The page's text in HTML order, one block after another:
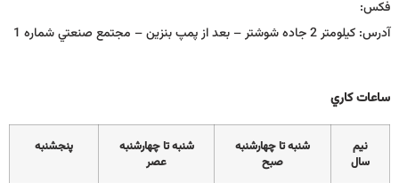
فكس:
آدرس:كيلومتر 2 جاده شوشتر – بعد از پمپ بنزين – مجتمع صنعتي شماره 1
ساعات كاري
نيم
سال
شنبه تا چهارشنبه
صبح
شنبه تا چهارشنبه
عصر
پنجشنبه